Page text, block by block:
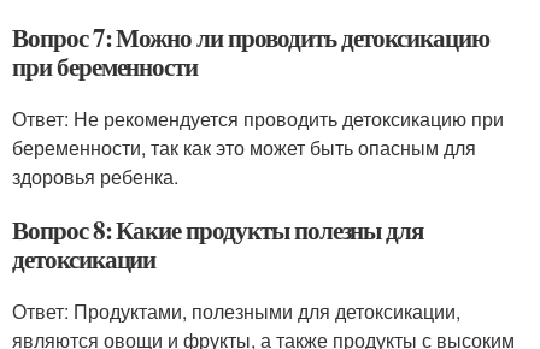
Вопрос 7: Можно ли проводить детоксикацию
при беременности
Ответ: Не рекомендуется проводить детоксикацию при
беременности, так как это может быть опасным для
здоровья ребенка.
Вопрос 8: Какие продукты полезны для
детоксикации
Ответ: Продуктами, полезными для детоксикации,
являются овощи и фрукты, а также продукты с высоким